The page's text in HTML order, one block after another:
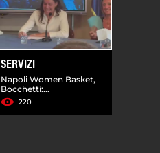
SERVIZI
Napoli Women Basket,
Bocchetti:...
220